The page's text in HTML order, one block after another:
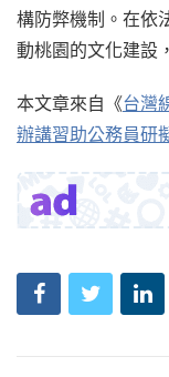
構防弊機制。在依
動桃園的文化建設
本文章來自《台灣
辦講習助公務員研